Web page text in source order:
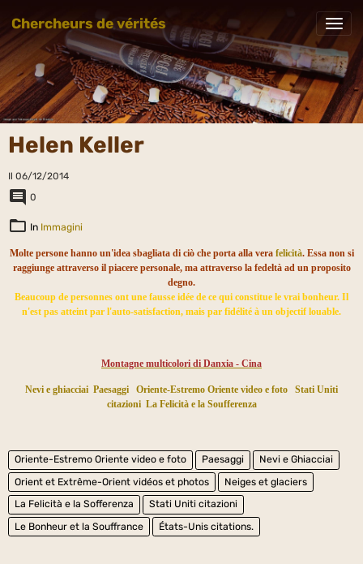
Chercheurs de vérités
Helen Keller
Il 06/12/2014
0
In Immagini
Molte persone hanno un'idea sbagliata di ciò che porta alla vera felicità. Essa non si
raggiunge attraverso il piacere personale, ma attraverso la fedeltà ad un proposito
degno.
Beaucoup de personnes ont une fausse idée de ce qui constitue le vrai bonheur. Il
n'est pas atteint par l'auto-satisfaction, mais par fidélité à un objectif louable.
Montagne multicolori di Danxia - Cina
Nevi e ghiacciai Paesaggi Oriente-Estremo Oriente video e foto
Stati Uniti
citazioni La Felicità e la Soufferenza
Oriente-Estremo Oriente video e foto Paesaggi
Nevi e Ghiacciai
Orient et Extrême-Orient vidéos et photos
Neiges et glaciers
La Felicità e la Sofferenza
Stati Uniti citazioni
Le Bonheur et la Souffrance
États-Unis citations.